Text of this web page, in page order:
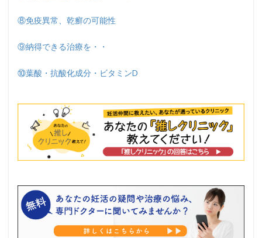
⑧免疫異常、乾癬の可能性
⑨納得できる治療を・・
⑩葉酸・抗酸化成分・ビタミンD